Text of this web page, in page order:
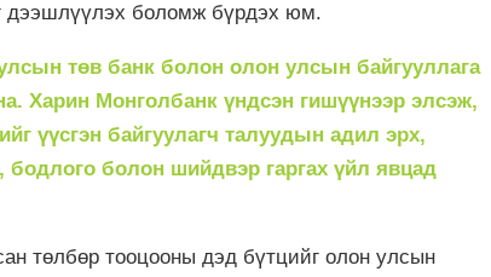
дээшлүүлэх боломж бүрдэх юм.
төв банк болон олон улсын байгууллага
Харин Монголбанк үндсэн гишүүнээр элсэж,
үүсгэн байгуулагч талуудын адил эрх,
бодлого болон шийдвэр гаргах үйл явцад
төлбөр тооцооны дэд бүтцийг олон улсын